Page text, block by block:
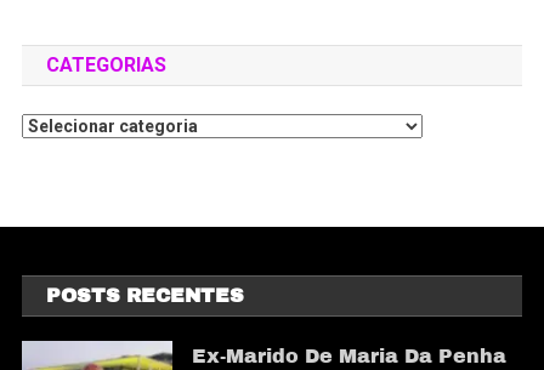
CATEGORIAS
POSTS RECENTES
Ex-Marido De Maria Da Penha